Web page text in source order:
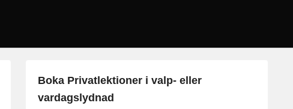
Boka Privatlektioner i valp- eller
vardagslydnad